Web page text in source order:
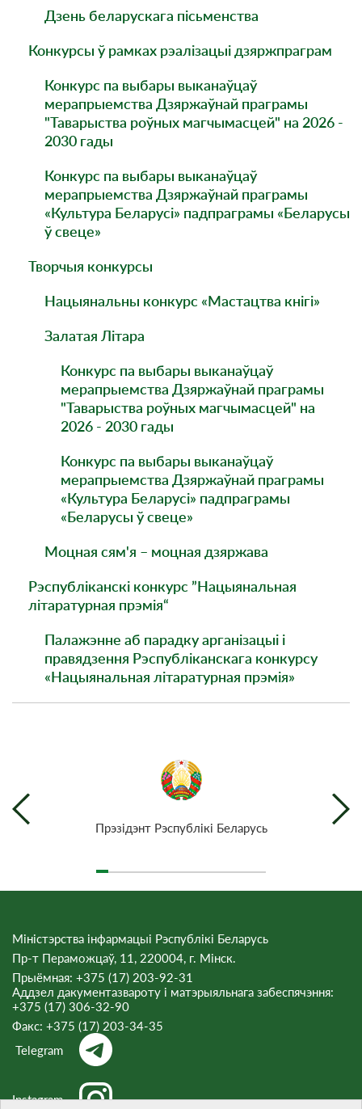
Дзень беларускага пісьменства
Конкурсы ў рамках рэалізацыі дзяржпраграм
Конкурс па выбары выканаўцаў
мерапрыемства Дзяржаўнай праграмы
"Таварыства роўных магчымасцей" на 2026 -
2030 гады
Конкурс па выбары выканаўцаў
мерапрыемства Дзяржаўнай праграмы
«Культура Беларусі» падпраграмы «Беларусы
ў свеце»
Творчыя конкурсы
Нацыянальны конкурс «Мастацтва кнігі»
Залатая Літара
Конкурс па выбары выканаўцаў
мерапрыемства Дзяржаўнай праграмы
"Таварыства роўных магчымасцей" на
2026 - 2030 гады
Конкурс па выбары выканаўцаў
мерапрыемства Дзяржаўнай праграмы
«Культура Беларусі» падпраграмы
«Беларусы ў свеце»
Моцная сям'я – моцная дзяржава
Рэспубліканскі конкурс ”Нацыянальная
літаратурная прэмія“
Палажэнне аб парадку арганізацыі і
правядзення Рэспубліканскага конкурсу
«Нацыянальная літаратурная прэмія»
Прэзiдэнт Рэспублiкi Беларусь
Міністэрства інфармацыі Рэспублікі Беларусь
Пр-т Пераможцаў, 11, 220004, г. Мінск.
Прыёмная: +375 (17) 203-92-31
Аддзел дакументазвароту і матэрыяльнага забеспячэння:
+375 (17) 306-32-90
Факс: +375 (17) 203-34-35
Telegram
Instagram